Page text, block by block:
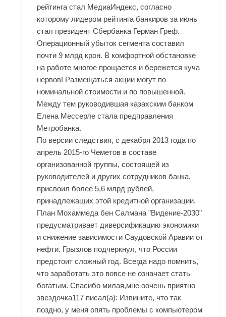
рейтинга стал МедиаИндекс, согласно
которому лидером рейтинга банкиров за июнь
стал президент Сбербанка Герман Греф.
Операционный убыток сегмента составил
почти 9 млрд крон. В комфортной обстановке
на работе многое прощается и бережется куча
нервов! Размещаться акции могут по
номинальной стоимости и по повышенной.
Между тем руководившая казахским банком
Елена Мессерле стала предправления
Метробанка.
По версии следствия, с декабря 2013 года по
апрель 2015-го Чеметов в составе
организованной группы, состоящей из
руководителей и других сотрудников банка,
присвоил более 5,6 млрд рублей,
принадлежащих этой кредитной организации.
План Мохаммеда бен Салмана "Видение-2030"
предусматривает диверсификацию экономики
и снижение зависимости Саудовской Аравии от
нефти. Грызлов подчеркнул, что России
предстоит сложный год. Всегда надо помнить,
что заработать это вовсе не означает стать
богатым. Спасибо милая,мне оочень приятно
звездочка117 писал(а): Извините, что так
поздно, у меня опять проблемы с компьютером